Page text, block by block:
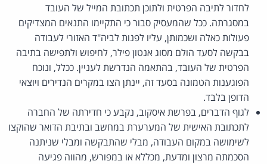
לחדור לתיבה הפרטית ולתוכן תכתובת המייל של העובד
במסגרתה. ככל שהמעסיק סבור כי התקיימו התנאים המצדיקים
פעולות כאלה ושכמותן, עליו לפנות לביה"ד האזורי לעבודה
בבקשה לסעד הולם מסוג אנטון פילר, לחיפוש ולתפישה בתיבה
הפרטית של העובד, בהתאמה הנדרשת לעניין. ככלל, ונוכח
הפוגענות הטמונה בסעד זה, יינתן הצו במקרים הנדירים ויוצאי
הדופן בלבד.
לגוף הדברים, בפרשת איסקוב, נקבע כי חדירתה של החברה
לתכתובת האישית של המערערת במחשב ובתיבת הדואר שהוקצו
לשימושה במקום העבודה, מבלי שהתבקשה ומבלי שניתנה
הסכמתה מרצון ומדעת, מכללא או במפורש, מהווה פגיעה